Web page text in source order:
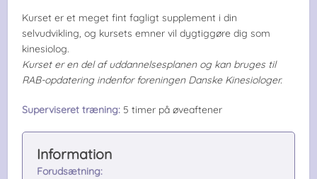
Kurset er et meget fint fagligt supplement i din
selvudvikling, og kursets emner vil dygtiggøre dig som
kinesiolog.
Kurset er en del af uddannelsesplanen og kan bruges til
RAB-opdatering indenfor foreningen Danske Kinesiologer.
Superviseret træning: 5 timer på øveaftener
Forudsætning: